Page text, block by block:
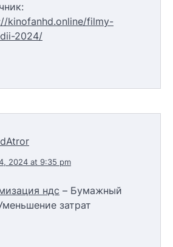
kinofanhd.online/filmy-
2024/
2024 at 9:35 pm
ндс – Бумажный
затрат